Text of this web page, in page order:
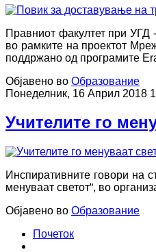
Правниот факултет при УГД
во рамките на проектот
поддржано од програмите
Објавено во Образование
Понеделник, 16 Април 2018
Учителите го
Инспиративните говори на
менуваат светот“, во
Објавено во Образование
Почеток